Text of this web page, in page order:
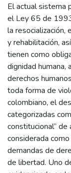
El actual sistema
el Ley 65 de
la resocialización,
y rehabilitación,
tienen como
dignidad humana,
derechos
toda forma de
colombiano, el
categorizadas
constitucional”
considerada
demandas de
de libertad. Uno